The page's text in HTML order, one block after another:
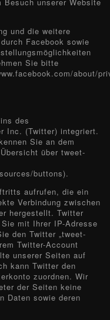
und die weitere
Facebook sowie
Sie bitte
about/
des
Inc. (Twitter) integriert.
Sie an dem
über tweet-
buttons).
aufrufen, die ein
Verbindung zwischen
hergestellt. Twitter
mit Ihrer IP-Adresse
den Twitter „tweet-
Twitter-Account
unserer Seiten auf
kann Twitter den
zuordnen. Wir
der Seiten keine
Daten sowie deren